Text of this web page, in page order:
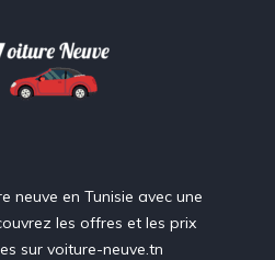
neuve en Tunisie avec une
les offres et les prix
sur voiture-neuve.tn